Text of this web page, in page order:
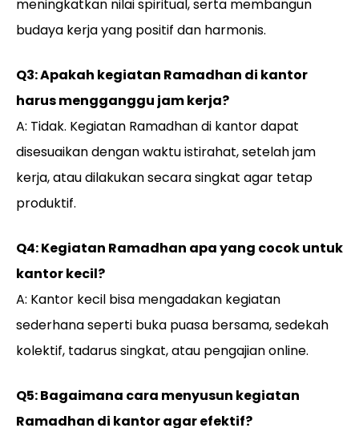
meningkatkan nilai spiritual, serta membangun
budaya kerja yang positif dan harmonis.
Q3: Apakah kegiatan Ramadhan di kantor
harus mengganggu jam kerja?
A: Tidak. Kegiatan Ramadhan di kantor dapat
disesuaikan dengan waktu istirahat, setelah jam
kerja, atau dilakukan secara singkat agar tetap
produktif.
Q4: Kegiatan Ramadhan apa yang cocok untuk
kantor kecil?
A: Kantor kecil bisa mengadakan kegiatan
sederhana seperti buka puasa bersama, sedekah
kolektif, tadarus singkat, atau pengajian online.
Q5: Bagaimana cara menyusun kegiatan
Ramadhan di kantor agar efektif?